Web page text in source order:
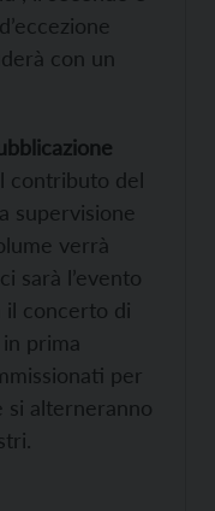
con un
contributo del
supervisione
verrà
sarà l’evento
il concerto di
prima
per
si alterneranno